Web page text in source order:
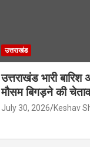
उत्तराखंड
उत्तराखंड भारी
मौसम बिगड़ने की
July 30, 2026 Keshav